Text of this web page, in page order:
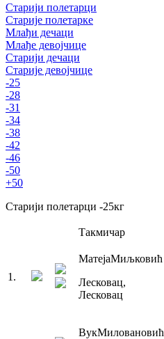
Старији полетарци
Старије полетарке
Млађи дечаци
Млађе девојчице
Старији дечаци
Старије девојчице
-25
-28
-31
-34
-38
-42
-46
-50
+50
Старији полетарци -25кг
Такмичар
1 .
МатејаМиљковић
Лесковац,
Лесковац
ВукМиловановић